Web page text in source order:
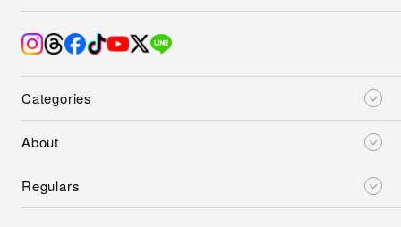
Categories
About
Regulars